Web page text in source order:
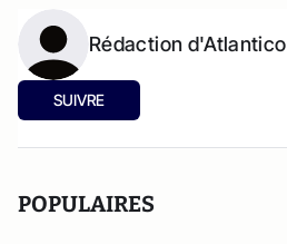
Rédaction d'Atlantico
SUIVRE
POPULAIRES